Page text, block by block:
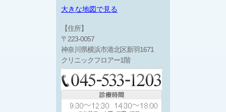
大きな地図で見る
【住所】
〒223-0057
神奈川県横浜市港北区新羽1671
クリニックフロアー1階